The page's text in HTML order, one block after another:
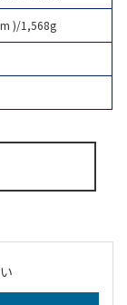
)/1,568g